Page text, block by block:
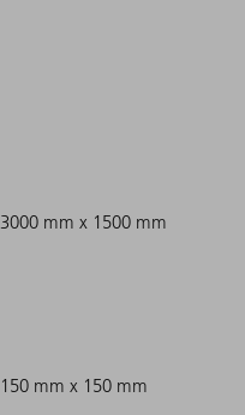
3000 mm x 1500 mm
150 mm x 150 mm